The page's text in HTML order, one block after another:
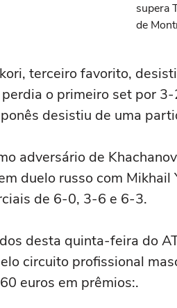
supera
de
terceiro favorito,
o primeiro set por
desistiu de uma
adversário de
duelo russo com
de 6-0, 3-6 e 6-3.
desta quinta-feira do
circuito profissional
euros em prêmios:.